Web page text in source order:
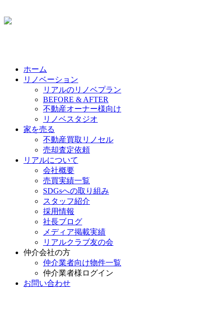
ホーム
リノベーション
リアルのリノベプラン
BEFORE & AFTER
不動産オーナー様向け
リノベスタジオ
家を売る
不動産買取リノセル
売却査定依頼
リアルについて
会社概要
売買実績一覧
SDGsへの取り組み
スタッフ紹介
採用情報
社長ブログ
メディア掲載実績
リアルクラブ友の会
仲介会社の方
仲介業者向け物件一覧
仲介業者様ログイン
お問い合わせ